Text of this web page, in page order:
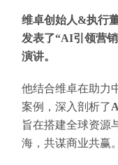
维卓创始人&执行
发表了“AI引领营
演讲。
他结合维卓在助力
案例，深入剖析了
旨在搭建全球资源
海，共谋商业共赢。